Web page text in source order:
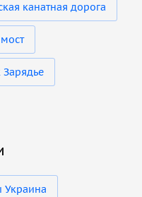
канатная дорога
Зарядье
Украина